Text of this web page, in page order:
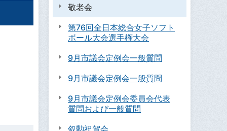
敬老会
第76回全日本総合女子ソフト
ボール大会選手権大会
9月市議会定例会一般質問
9月市議会定例会一般質問
9月市議会定例会委員会代表
質問および一般質問
叙勲祝賀会